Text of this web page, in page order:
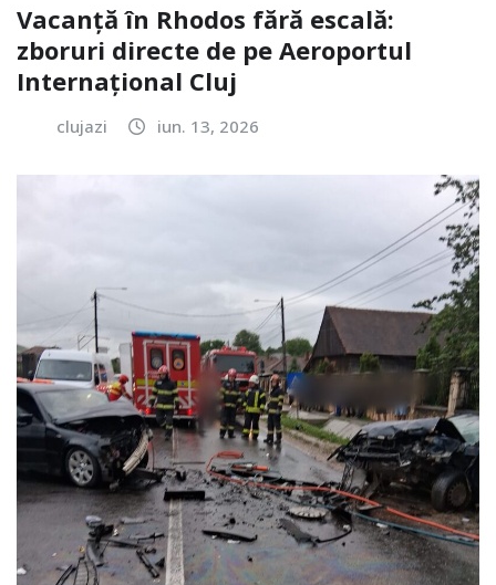
Vacanță în Rhodos fără escală:
zboruri directe de pe Aeroportul
Internațional Cluj
clujazi iun. 13, 2026